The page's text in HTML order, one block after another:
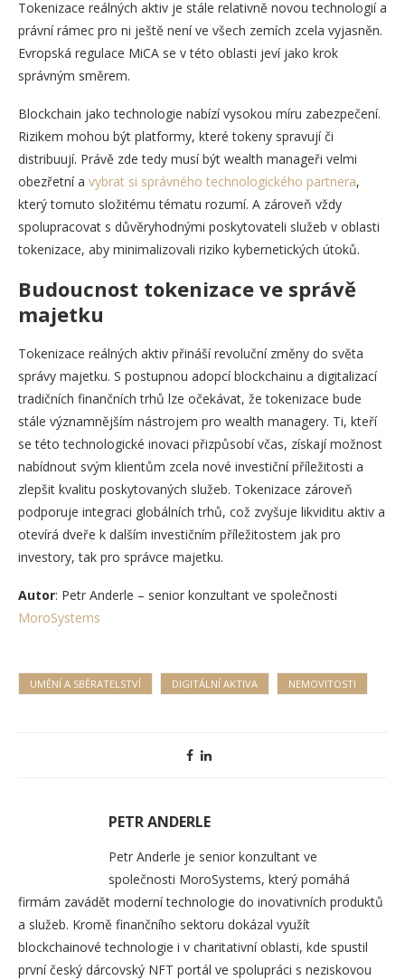
Tokenizace reálných aktiv je stále relativně novou technologií a
právní rámec pro ni ještě není ve všech zemích zcela vyjasněn.
Evropská regulace MiCA se v této oblasti jeví jako krok
správným směrem.
Blockchain jako technologie nabízí vysokou míru zabezpečení.
Rizikem mohou být platformy, které tokeny spravují či
distribuují. Právě zde tedy musí být wealth manageři velmi
obezřetní a vybrat si správného technologického partnera,
který tomuto složitému tématu rozumí. A zároveň vždy
spolupracovat s důvěryhodnými poskytovateli služeb v oblasti
tokenizace, aby minimalizovali riziko kybernetických útoků.
Budoucnost tokenizace ve správě
majetku
Tokenizace reálných aktiv přináší revoluční změny do světa
správy majetku. S postupnou adopcí blockchainu a digitalizací
tradičních finančních trhů lze očekávat, že tokenizace bude
stále významnějším nástrojem pro wealth managery. Ti, kteří
se této technologické inovaci přizpůsobí včas, získají možnost
nabídnout svým klientům zcela nové investiční příležitosti a
zlepšit kvalitu poskytovaných služeb. Tokenizace zároveň
podporuje integraci globálních trhů, což zvyšuje likviditu aktiv a
otevírá dveře k dalším investičním příležitostem jak pro
investory, tak pro správce majetku.
Autor: Petr Anderle – senior konzultant ve společnosti
MoroSystems
UMĚNÍ A SBĚRATELSTVÍ DIGITÁLNÍ AKTIVA NEMOVITOSTI
PETR ANDERLE
Petr Anderle je senior konzultant ve
společnosti MoroSystems, který pomáhá
firmám zavádět moderní technologie do inovativních produktů
a služeb. Kromě finančního sektoru dokázal využít
blockchainové technologie i v charitativní oblasti, kde spustil
první český dárcovský NFT portál ve spolupráci s neziskovou